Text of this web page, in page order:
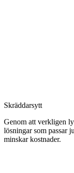
Skräddarsytt
Genom att verkligen
lösningar som passar
minskar kostnader.